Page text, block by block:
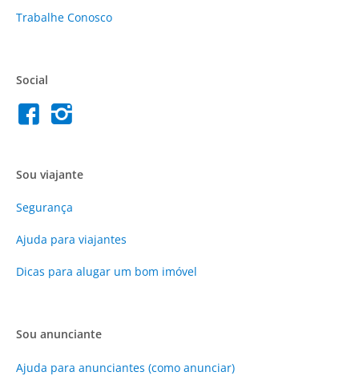
Trabalhe Conosco
Social
Sou viajante
Segurança
Ajuda para viajantes
Dicas para alugar um bom imóvel
Sou anunciante
Ajuda para anunciantes (como anunciar)